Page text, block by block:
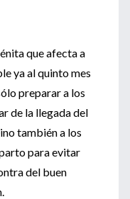
que afecta a
ya al quinto mes
preparar a los
de la llegada del
también a los
para evitar
del buen